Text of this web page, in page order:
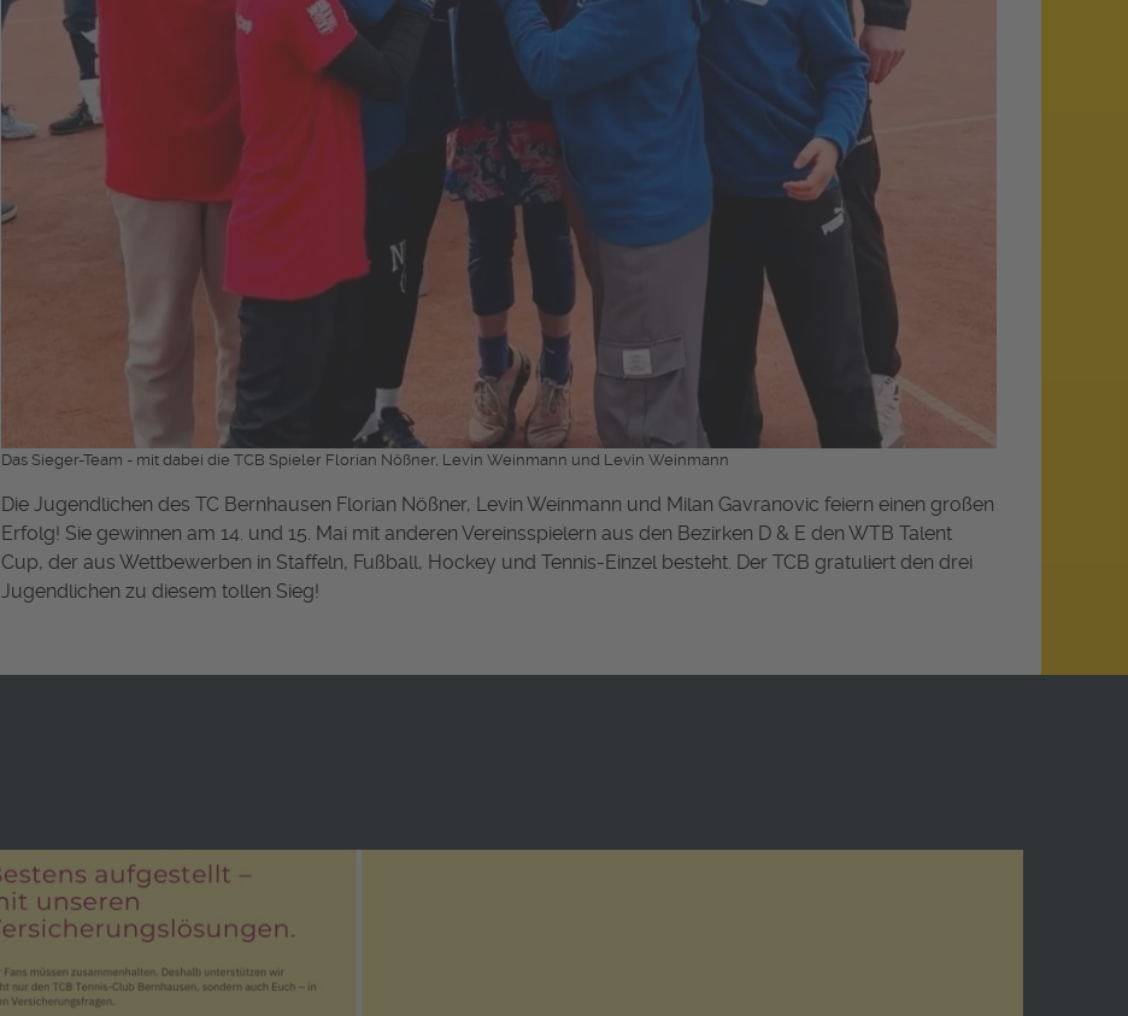
Das Sieger-Team - mit dabei die TCB Spieler Florian Nößner, Levin Weinmann und Levin Weinmann
Die Jugendlichen des TC Bernhausen Florian Nößner, Levin Weinmann und Milan Gavranovic feiern einen großen
Erfolg! Sie gewinnen am 14. und 15. Mai mit anderen Vereinsspielern aus den Bezirken D & E den WTB Talent
Cup, der aus Wettbewerben in Staffeln, Fußball, Hockey und Tennis-Einzel besteht. Der TCB gratuliert den drei
Jugendlichen zu diesem tollen Sieg!